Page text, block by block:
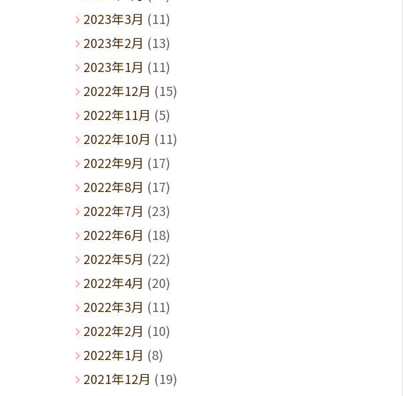
2023年3月 (11)
2023年2月 (13)
2023年1月 (11)
2022年12月 (15)
2022年11月 (5)
2022年10月 (11)
2022年9月 (17)
2022年8月 (17)
2022年7月 (23)
2022年6月 (18)
2022年5月 (22)
2022年4月 (20)
2022年3月 (11)
2022年2月 (10)
2022年1月 (8)
2021年12月 (19)